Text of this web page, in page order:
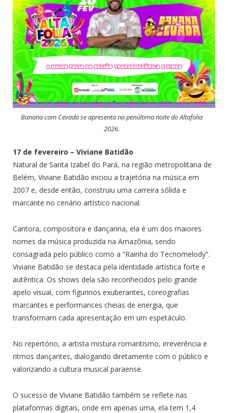
Banana com Cevada se apresenta na penúltima noite do Altafolia
2026.
17 de fevereiro – Viviane Batidão
Natural de Santa Izabel do Pará, na região metropolitana de
Belém, Viviane Batidão iniciou a trajetória na música em
2007 e, desde então, construiu uma carreira sólida e
marcante no cenário artístico nacional.
Cantora, compositora e dançarina, ela é um dos maiores
nomes da música produzida na Amazônia, sendo
consagrada pelo público como a “Rainha do Tecnomelody”.
Viviane Batidão se destaca pela identidade artística forte e
autêntica. Os shows dela são reconhecidos pelo grande
apelo visual, com figurinos exuberantes, coreografias
marcantes e performances cheias de energia, que
transformam cada apresentação em um espetáculo.
No repertório, a artista mistura romantismo, irreverência e
ritmos dançantes, dialogando diretamente com o público e
valorizando a cultura musical paraense.
O sucesso de Viviane Batidão também se reflete nas
plataformas digitais, onde em apenas uma, ela tem 1,4